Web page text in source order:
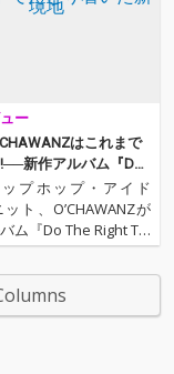
ー
はこれまで
新作アルバム『Do
Thing』でたどり着い
プホップ・アイド
ト、O’CHAWANZが
ム『Do The Right Thi
ース。 メロウな楽曲
作『Mellow Madnes
ラッと変わり、アグ
フロウにも挑戦した